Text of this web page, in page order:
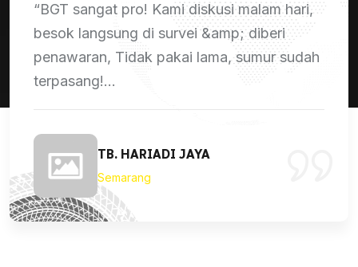
“Bhumi Galuh Tirta kami percaya &amp;
membuktikan sendiri mereka adalah leader
pengeboran di Jawa Tengah. Pelayanan
&amp; hasil nya membedakan dengan...
SUKSES DINI GROUP
Semarang